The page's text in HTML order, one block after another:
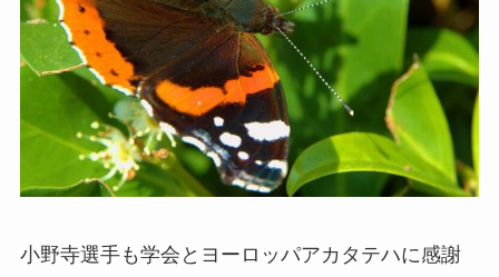
小野寺選手も学会とヨーロッパアカタテハに感謝